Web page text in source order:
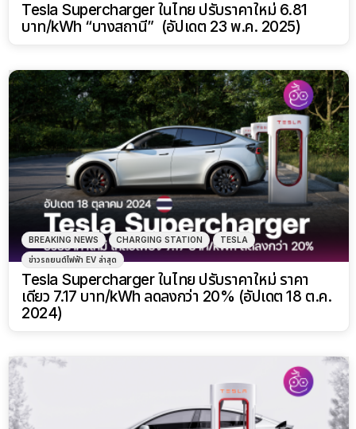
Tesla Supercharger ในไทย ปรับราคาใหม่ 6.81
บาท/kWh “บางสถานี” (อัปเดต 23 พ.ค. 2025)
BREAKING NEWS CHARGING STATION TESLA
ข่าวรถยนต์ไฟฟ้า EV ล่าสุด
Tesla Supercharger ในไทย ปรับราคาใหม่ ราคา
เดียว 7.17 บาท/kWh ลดลงกว่า 20% (อัปเดต 18 ต.ค.
2024)